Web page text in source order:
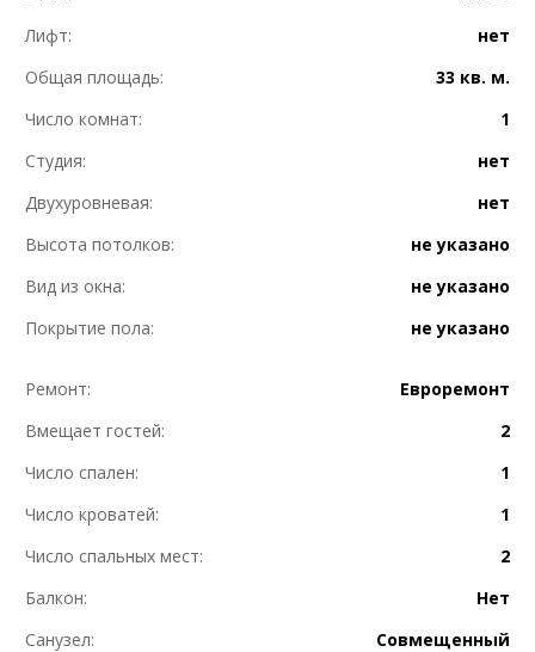
Лифт:
нет
Общая площадь:
33 кв. м.
Число комнат:
1
Студия:
нет
Двухуровневая:
нет
Высота потолков:
не указано
Вид из окна:
не указано
Покрытие пола:
не указано
Ремонт:
Евроремонт
Вмещает гостей:
2
Число спален:
1
Число кроватей:
1
Число спальных мест:
2
Балкон:
Нет
Санузел:
Совмещенный